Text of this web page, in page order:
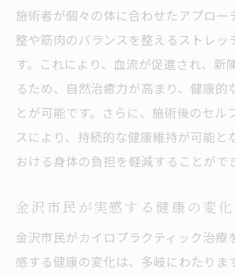
施術者が個々の体に合わせたアプロー
整や筋肉のバランスを整えるストレッ
す。これにより、血流が促進され、新
るため、自然治癒力が高まり、健康的
とが可能です。さらに、施術後のセル
スにより、持続的な健康維持が可能と
おける身体の負担を軽減することがで
金沢市民が実感する健康の変化
金沢市民がカイロプラクティック治療
感する健康の変化は、多岐にわたりま